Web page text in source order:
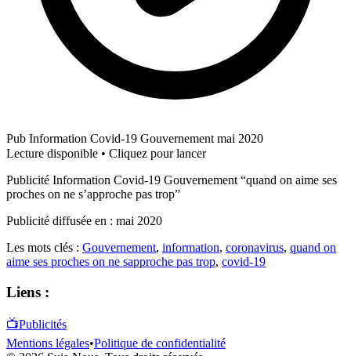
Pub Information Covid-19 Gouvernement mai 2020
Lecture disponible • Cliquez pour lancer
Publicité Information Covid-19 Gouvernement “quand on aime ses
proches on ne s’approche pas trop”
Publicité diffusée en : mai 2020
Les mots clés : Gouvernement, information, coronavirus, quand on
aime ses proches on ne sapproche pas trop, covid-19
Liens :
📺Publicités
Mentions légales•Politique de confidentialité